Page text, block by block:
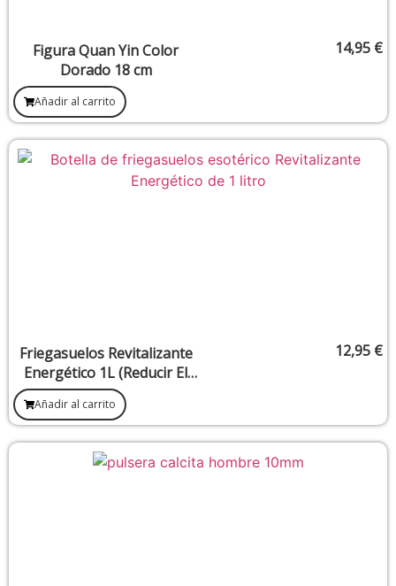
Figura Quan Yin Color
Dorado 18 cm
14,95 €
Añadir al carrito
Friegasuelos Revitalizante
Energético 1L (Reducir El
Estrés Y Recargar La
Energía Positiva)
12,95 €
Añadir al carrito